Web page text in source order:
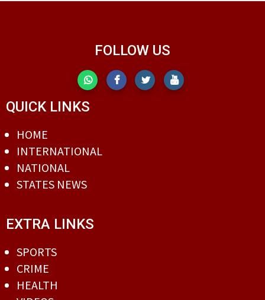
FOLLOW US
QUICK LINKS
HOME
INTERNATIONAL
NATIONAL
STATES NEWS
EXTRA LINKS
SPORTS
CRIME
HEALTH